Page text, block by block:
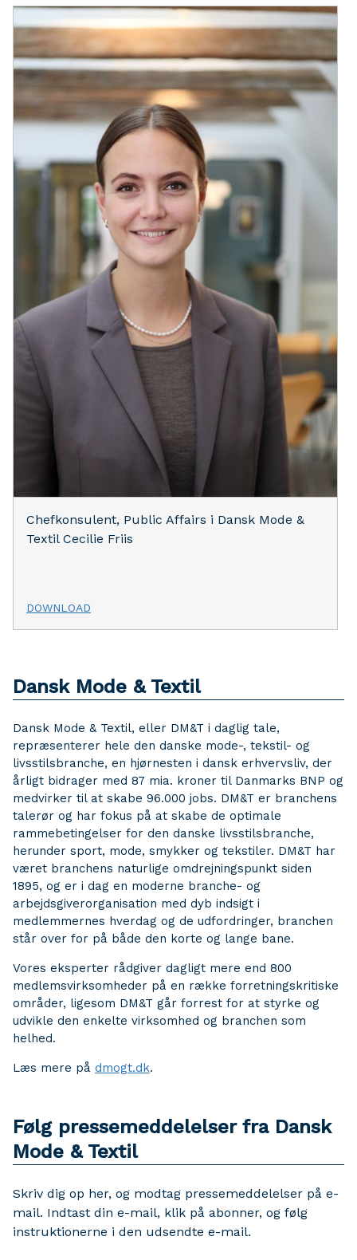
Chefkonsulent, Public Affairs i Dansk Mode &
Textil Cecilie Friis
DOWNLOAD
Dansk Mode & Textil
Dansk Mode & Textil, eller DM&T i daglig tale,
repræsenterer hele den danske mode-, tekstil- og
livsstilsbranche, en hjørnesten i dansk erhvervsliv, der
årligt bidrager med 87 mia. kroner til Danmarks BNP og
medvirker til at skabe 96.000 jobs. DM&T er branchens
talerør og har fokus på at skabe de optimale
rammebetingelser for den danske livsstilsbranche,
herunder sport, mode, smykker og tekstiler. DM&T har
været branchens naturlige omdrejningspunkt siden
1895, og er i dag en moderne branche- og
arbejdsgiverorganisation med dyb indsigt i
medlemmernes hverdag og de udfordringer, branchen
står over for på både den korte og lange bane.
Vores eksperter rådgiver dagligt mere end 800
medlemsvirksomheder på en række forretningskritiske
områder, ligesom DM&T går forrest for at styrke og
udvikle den enkelte virksomhed og branchen som
helhed.
Læs mere på dmogt.dk.
Følg pressemeddelelser fra Dansk
Mode & Textil
Skriv dig op her, og modtag pressemeddelelser på e-
mail. Indtast din e-mail, klik på abonner, og følg
instruktionerne i den udsendte e-mail.